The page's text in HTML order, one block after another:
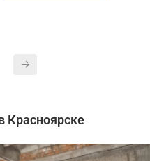
Красноярске